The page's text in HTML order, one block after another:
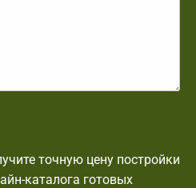
точную цену постройки
каталога готовых